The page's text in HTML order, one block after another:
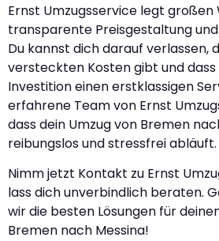
Ernst Umzugsservice legt großen
transparente Preisgestaltung
Du kannst dich darauf verlassen,
versteckten Kosten gibt und dass
Investition einen erstklassigen
erfahrene Team von Ernst
dass dein Umzug von Bremen
reibungslos und stressfrei abläuft.
Nimm jetzt Kontakt zu Ernst
lass dich unverbindlich beraten.
wir die besten Lösungen für
Bremen nach Messina!